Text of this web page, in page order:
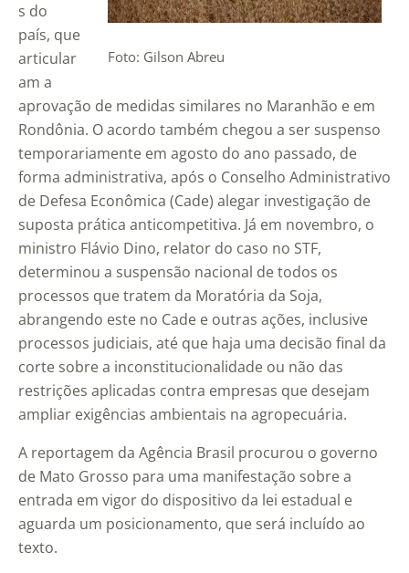
Foto: Gilson Abreu
s do
país, que
articular
am a
aprovação de medidas similares no Maranhão e em
Rondônia. O acordo também chegou a ser suspenso
temporariamente em agosto do ano passado, de
forma administrativa, após o Conselho Administrativo
de Defesa Econômica (Cade) alegar investigação de
suposta prática anticompetitiva. Já em novembro, o
ministro Flávio Dino, relator do caso no STF,
determinou a suspensão nacional de todos os
processos que tratem da Moratória da Soja,
abrangendo este no Cade e outras ações, inclusive
processos judiciais, até que haja uma decisão final da
corte sobre a inconstitucionalidade ou não das
restrições aplicadas contra empresas que desejam
ampliar exigências ambientais na agropecuária.
A reportagem da Agência Brasil procurou o governo
de Mato Grosso para uma manifestação sobre a
entrada em vigor do dispositivo da lei estadual e
aguarda um posicionamento, que será incluído ao
texto.